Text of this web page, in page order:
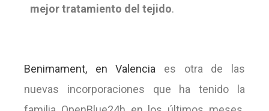
mejor tratamiento del tejido.
Benimament, en Valencia es otra de las
nuevas incorporaciones que ha tenido la